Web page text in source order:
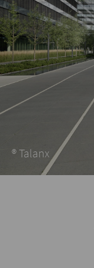
® Talanx